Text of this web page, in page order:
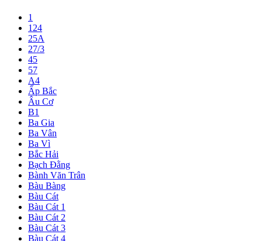
1
124
25A
27/3
45
57
A4
Ấp Bắc
Âu Cơ
B1
Ba Gia
Ba Vân
Ba Vì
Bắc Hải
Bạch Đằng
Bành Văn Trân
Bàu Bàng
Bàu Cát
Bàu Cát 1
Bàu Cát 2
Bàu Cát 3
Bàu Cát 4